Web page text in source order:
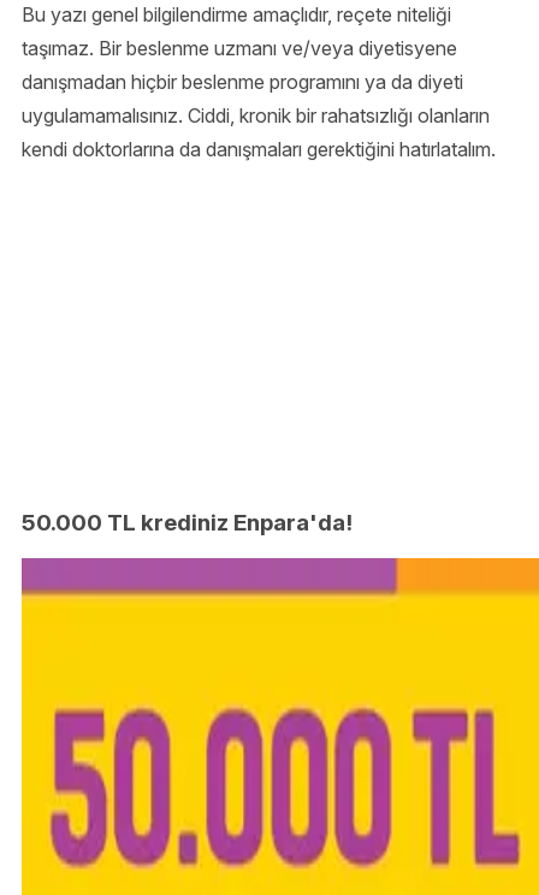
Bu yazı genel bilgilendirme amaçlıdır, reçete niteliği
taşımaz. Bir beslenme uzmanı ve/veya diyetisyene
danışmadan hiçbir beslenme programını ya da diyeti
uygulamamalısınız. Ciddi, kronik bir rahatsızlığı olanların
kendi doktorlarına da danışmaları gerektiğini hatırlatalım.
50.000 TL krediniz Enpara'da!